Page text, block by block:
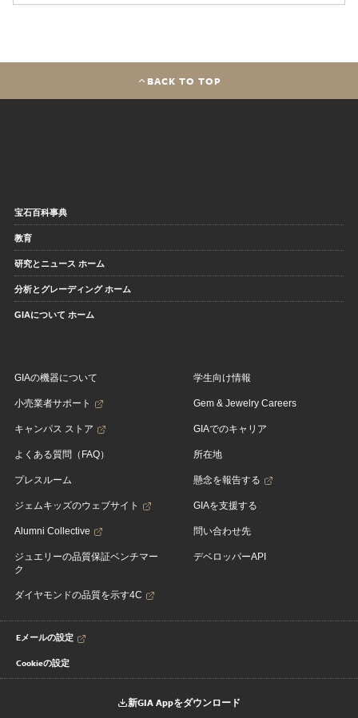
BACK TO TOP
宝石百科事典
教育
研究とニュース ホーム
分析とグレーディング ホーム
GIAについて ホーム
GIAの機器について
小売業者サポート
キャンパス ストア
よくある質問（FAQ）
プレスルーム
ジェムキッズのウェブサイト
Alumni Collective
ジュエリーの品質保証ベンチマー
ク
ダイヤモンドの品質を示す4C
学生向け情報
Gem & Jewelry Careers
GIAでのキャリア
所在地
懸念を報告する
GIAを支援する
問い合わせ先
デベロッパーAPI
Eメールの設定
Cookieの設定
新GIA Appをダウンロード